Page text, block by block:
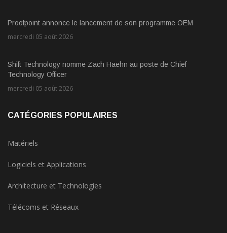
Proofpoint annonce le lancement de son programme OEM
mercredi 05 août 2026
Shift Technology nomme Zach Haehn au poste de Chief
Technology Officer
mercredi 05 août 2026
CATÉGORIES POPULAIRES
Matériels
Logiciels et Applications
Architecture et Technologies
Télécoms et Réseaux